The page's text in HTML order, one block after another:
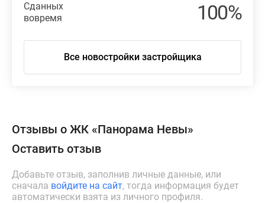
Сданных
вовремя
100%
Все новостройки застройщика
Отзывы о ЖК «Панорама Невы»
Оставить отзыв
Добавьте отзыв, заполнив личные данные, или
сначала войдите на сайт, тогда информация будет
автоматически взята из личного профиля.